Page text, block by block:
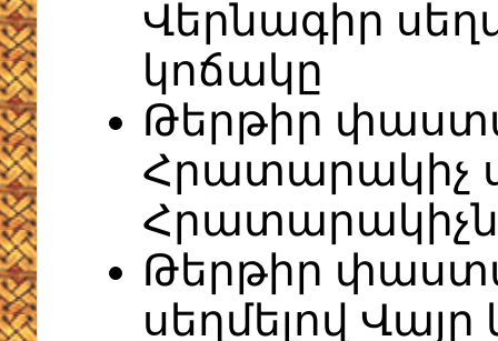
Վերնագիր
կոճակը
Թերթիր
Հրատարակիչ
Թերթիր
սեղմելով